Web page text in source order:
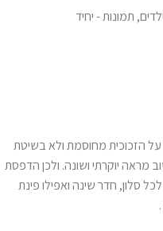
, תמונות - יחיד
על הזכוכית מחוסמת ולא בשיטת
מראה יוקרתי ושונה. ולכן הדפסת
סלון, חדר שינה ואפילו פינת